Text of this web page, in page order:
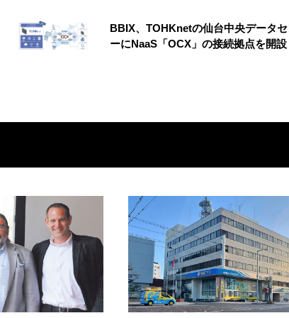
BBIX、TOHKnetの仙台中央データ
ーにNaaS「OCX」の接続拠点を開設